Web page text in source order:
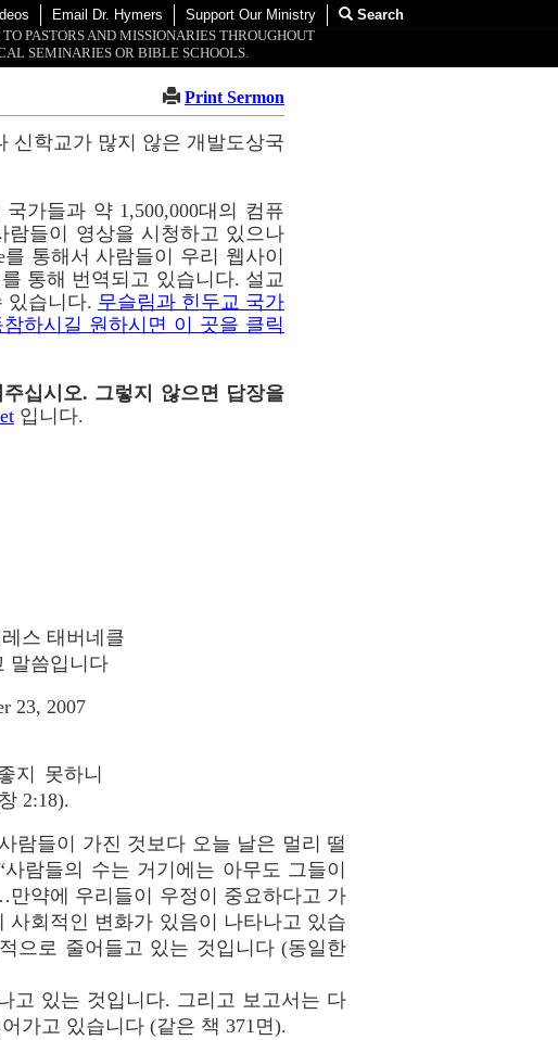
Email Dr. Hymers Support Our Ministry
Search
PASTORS AND MISSIONARIES THROUGHOUT
SEMINARIES OR BIBLE SCHOOLS.
Print Sermon
신학교가 많지 않은 개발도상국
가들과 약 1,500,000대의 컴퓨
람들이 영상을 시청하고 있으나
통해서 사람들이 우리 웹사이
통해 번역되고 있습니다. 설교
있습니다. 무슬림과 힌두교 국가
하시길 원하시면 이 곳을 클릭
십시오. 그렇지 않으면 답장을
입니다.
스 태버네클
말씀입니다
23, 2007
지 못하니
2:18).
람들이 가진 것보다 오늘 날은 멀리 떨
람들의 수는 거기에는 아무도 그들이
약에 우리들이 우정이 중요하다고 가
회적인 변화가 있음이 나타나고 있습
으로 줄어들고 있는 것입니다 (동일한
고 있는 것입니다. 그리고 보고서는 다
가고 있습니다 (같은 책 371면).